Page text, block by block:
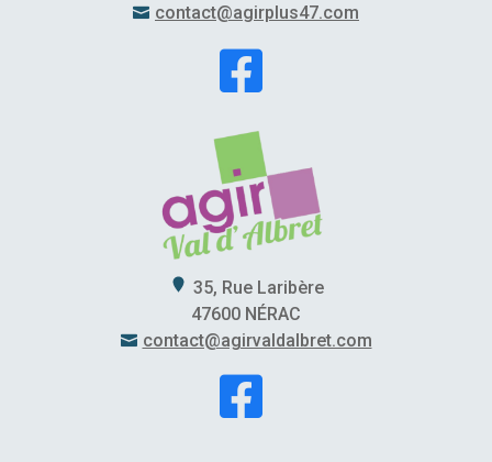
 contact@agirplus47.com

35, Rue Laribère
47600 NÉRAC
 contact@agirvaldalbret.com
